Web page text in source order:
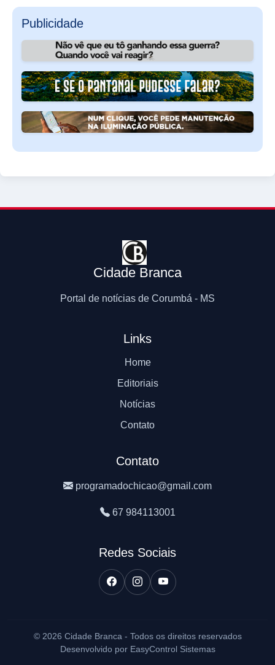
Publicidade
Cidade Branca
Portal de notícias de Corumbá - MS
Links
Home
Editoriais
Notícias
Contato
Contato
programadochicao@gmail.com
67 984113001
Redes Sociais
© 2026 Cidade Branca - Todos os direitos reservados
Desenvolvido por EasyControl Sistemas